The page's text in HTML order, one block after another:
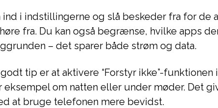
ind i indstillingerne og slå beskeder fra for de
fra. Du kan også begrænse, hvilke apps
– det sparer både strøm og data.
tip er at aktivere “Forstyr ikke”-
eksempel om natten eller under møder. Det
at bruge telefonen mere bevidst.